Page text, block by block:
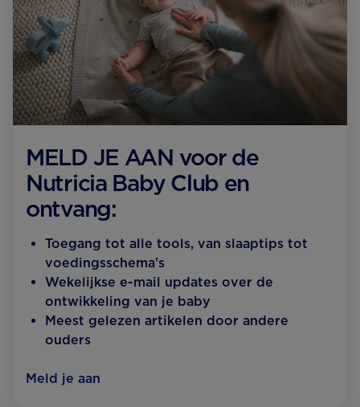
MELD JE AAN voor de
Nutricia Baby Club en
ontvang:
Toegang tot alle tools, van slaaptips tot
voedingsschema's
Wekelijkse e-mail updates over de
ontwikkeling van je baby
Meest gelezen artikelen door andere
ouders
Meld je aan